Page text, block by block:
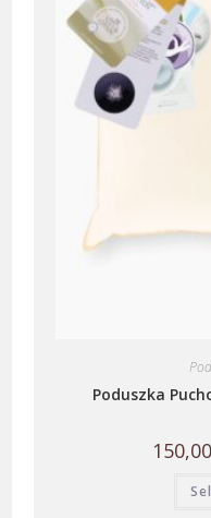
Poduszka
150,00